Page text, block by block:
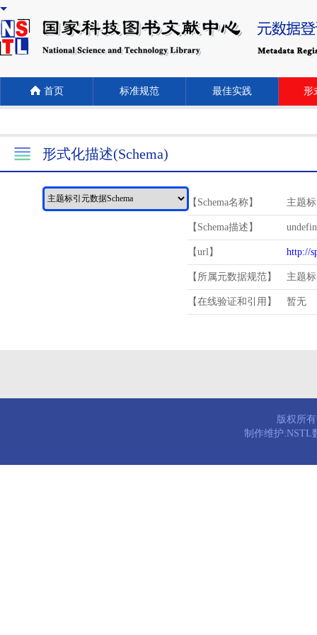
首页 标准规范 最佳实践 形
形式化描述(Schema)
【Schema名称】 主题
【Schema描述】
【url】 http://
【所属元数据规范】 主题
【在线验证和引用】 暂无
版权所
制作维护:NSTL